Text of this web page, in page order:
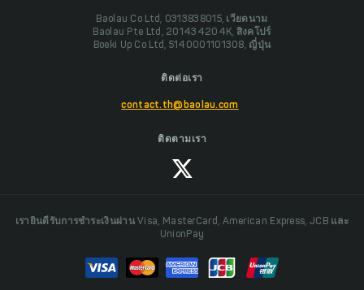
Baolau Co Ltd, 0313838015, เวียดนาม
Baolau Pte Ltd, 201434204K, สิงคโปร์
Boeki Up Co Ltd, 5140001101308, ญี่ปุ่น
ติดต่อเรา
contact.th@baolau.com
ติดตามเรา
เรายินดีรับการชำระเงินผ่าน Visa, MasterCard, American Express, JCB และ
UnionPay